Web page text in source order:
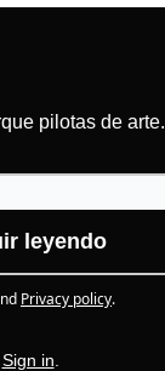
pilotas de arte.
Privacy policy.
Sign in